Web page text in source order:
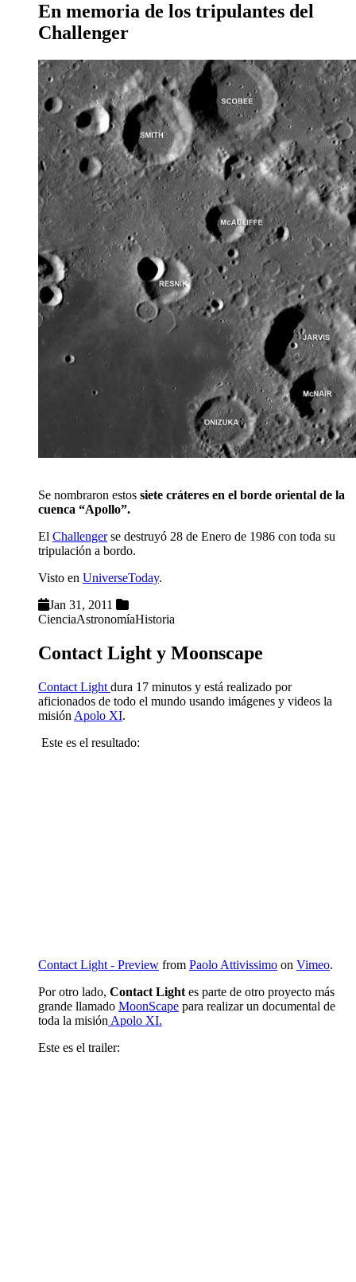
En memoria de los tripulantes del
Challenger
Se nombraron estos siete cráteres en el borde oriental de la
cuenca “Apollo”.
El Challengerse destruyó 28 de Enero de 1986 con toda su
tripulación a bordo.
Visto en UniverseToday.
Jan 31, 2011
CienciaAstronomíaHistoria
Contact Light y Moonscape
Contact Light dura 17 minutos y está realizado por
aficionados de todo el mundo usando imágenes y videos la
misión Apolo XI.
Este es el resultado:
Contact Light - Preview from Paolo Attivissimo on Vimeo.
Por otro lado, Contact Light es parte de otro proyecto más
grande llamado MoonScape para realizar un documental de
toda la misión Apolo XI.
Este es el trailer: